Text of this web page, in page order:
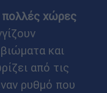
πολλές χώρες
και
από τις
ρυθμό που